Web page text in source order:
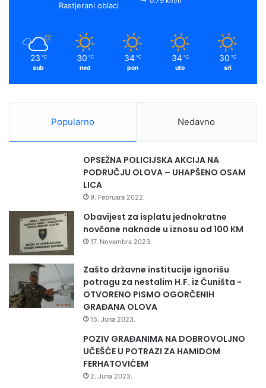
Rastjerani oblaci
23 ℃
sub
30 ℃
ned
34 ℃
pon
34 ℃
uto
30 ℃
sri
Popularno Nedavno
OPSEŽNA POLICIJSKA AKCIJA NA
PODRUČJU OLOVA – UHAPŠENO OSAM
LICA
9. Februara 2022.
Obavijest za isplatu jednokratne
novčane naknade u iznosu od 100 KM
17. Novembra 2023.
Zašto državne institucije ignorišu
potragu za nestalim H.F. iz Čuništa -
OTVORENO PISMO OGORČENIH
GRAĐANA OLOVA
15. Juna 2023.
POZIV GRAĐANIMA NA DOBROVOLJNO
UČEŠĆE U POTRAZI ZA HAMIDOM
FERHATOVIĆEM
2. Juna 2023.